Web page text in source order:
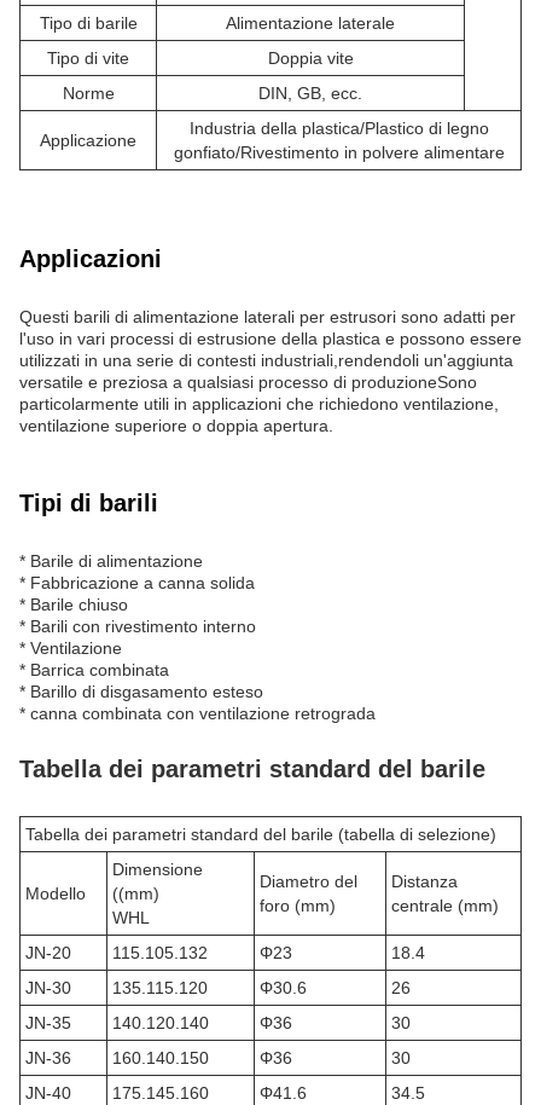
Tipo di barile
Alimentazione laterale
Tipo di vite
Doppia vite
Norme
DIN, GB, ecc.
Applicazione
Industria della plastica/Plastico di legno
gonfiato/Rivestimento in polvere alimentare
Applicazioni
Questi barili di alimentazione laterali per estrusori sono adatti per
l'uso in vari processi di estrusione della plastica e possono essere
utilizzati in una serie di contesti industriali,rendendoli un'aggiunta
versatile e preziosa a qualsiasi processo di produzioneSono
particolarmente utili in applicazioni che richiedono ventilazione,
ventilazione superiore o doppia apertura.
Tipi di barili
* Barile di alimentazione
* Fabbricazione a canna solida
* Barile chiuso
* Barili con rivestimento interno
* Ventilazione
* Barrica combinata
* Barillo di disgasamento esteso
* canna combinata con ventilazione retrograda
Tabella dei parametri standard del barile
Tabella dei parametri standard del barile (tabella di selezione)
Modello
Dimensione
((mm)
WHL
Diametro del
foro (mm)
Distanza
centrale (mm)
JN-20 115.105.132 Φ23
18.4
JN-30
135.115.120 Φ30.6
26
JN-35
140.120.140 Φ36
30
JN-36
160.140.150 Φ36
30
JN-40
175.145.160 Φ41.6
34.5